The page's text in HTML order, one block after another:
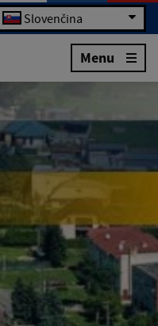
Slovenčina
Menu